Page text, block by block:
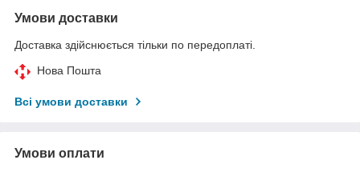
Умови доставки
Доставка здійснюється тільки по передоплаті.
Нова Пошта
Всі умови доставки
Умови оплати